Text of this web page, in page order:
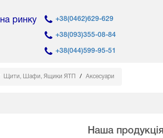
ринку
+38(0462)629-629
+38(093)355-08-84
+38(044)599-95-51
Щити, Шафи, Ящики ЯТП Аксесуари
Наша продукція